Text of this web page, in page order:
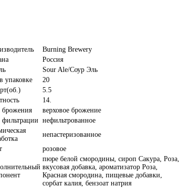
Burning Brewery
Россия
Sour Ale/Соур Эль
упаковке
20
5.5
14.
верховое брожение
нефильтрованное
непастеризованное
розовое
пюре белой смородины, сироп Сакура, Роза,
вкусовая добавка, ароматизатор Роза,
Красная смородина, пищевые добавки,
сорбат калия, бензоат натрия